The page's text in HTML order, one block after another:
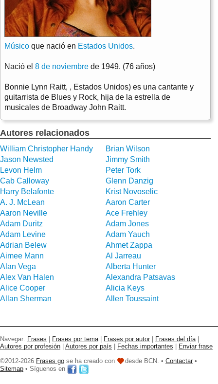
Músico que nació en Estados Unidos.
Nació el 8 de noviembre de 1949. (76 años)
Bonnie Lynn Raitt, , Estados Unidos) es una cantante y
guitarrista de Blues y Rock, hija de la estrella de
musicales de Broadway John Raitt.
Autores relacionados
William Christopher Handy
Brian Wilson
Jason Newsted
Jimmy Smith
Levon Helm
Peter Tork
Cab Calloway
Glenn Danzig
Harry Belafonte
Krist Novoselic
A. J. McLean
Aaron Carter
Aaron Neville
Ace Frehley
Adam Duritz
Adam Jones
Adam Levine
Adam Yauch
Adrian Belew
Ahmet Zappa
Aimee Mann
Al Jarreau
Alan Vega
Alberta Hunter
Alex Van Halen
Alexandra Patsavas
Alice Cooper
Alicia Keys
Allan Sherman
Allen Toussaint
Navegar: Frases | Frases por tema | Frases por autor | Frases del día |
Autores por profesión | Autores por país | Fechas importantes | Enviar frase
©2012-2026 Frases go se ha creado con desde BCN. • Contactar •
Sitemap • Síguenos en